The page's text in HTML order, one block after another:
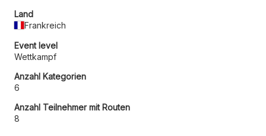
Land
Frankreich
Event level
Wettkampf
Anzahl Kategorien
6
Anzahl Teilnehmer mit Routen
8